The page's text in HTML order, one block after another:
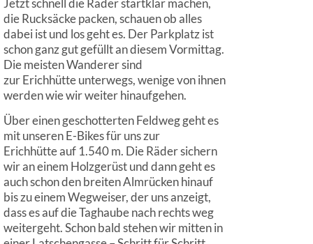
Jetzt schnell die Räder startklar machen,
die Rucksäcke packen, schauen ob alles
dabei ist und los geht es. Der Parkplatz ist
schon ganz gut gefüllt an diesem Vormittag.
Die meisten Wanderer sind
zur Erichhütte unterwegs, wenige von ihnen
werden wie wir weiter hinaufgehen.
Über einen geschotterten Feldweg geht es
mit unseren E-Bikes für uns zur
Erichhütte auf 1.540 m. Die Räder sichern
wir an einem Holzgerüst und dann geht es
auch schon den breiten Almrücken hinauf
bis zu einem Wegweiser, der uns anzeigt,
dass es auf die Taghaube nach rechts weg
weitergeht. Schon bald stehen wir mitten in